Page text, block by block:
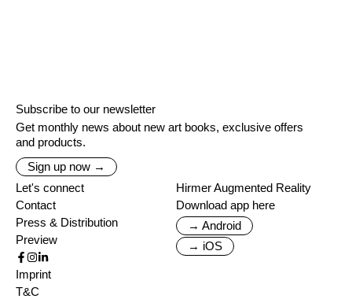
Subscribe to our newsletter
Get monthly news about new art books, exclusive offers
and products.
Sign up now →
Let's connect
Contact
Press & Distribution
Preview
Hirmer Augmented Reality
Download app here
→ Android
→ iOS
Imprint
T&C